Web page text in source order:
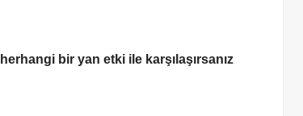
bir yan etki ile karşılaşırsanız